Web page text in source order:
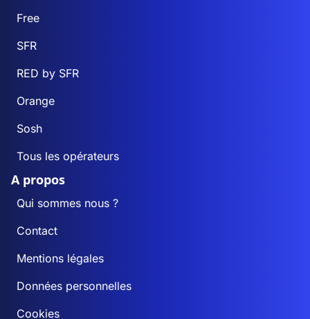
Free
SFR
RED by SFR
Orange
Sosh
Tous les opérateurs
A propos
Qui sommes nous ?
Contact
Mentions légales
Données personnelles
Cookies